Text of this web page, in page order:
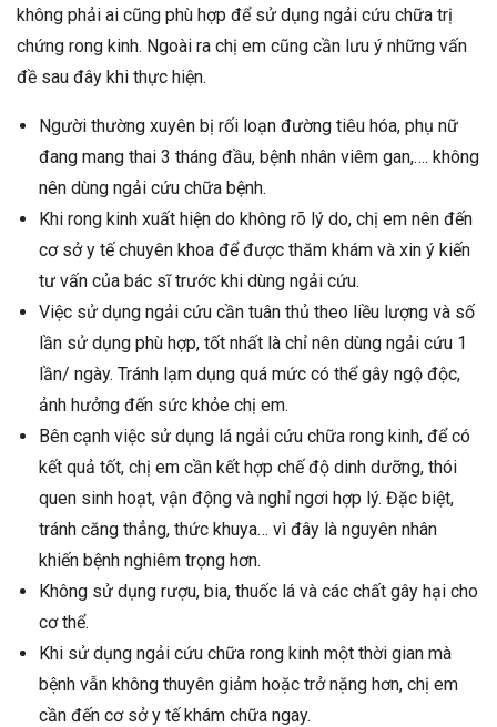
không phải ai cũng phù hợp để sử dụng ngải cứu chữa trị
chứng rong kinh. Ngoài ra chị em cũng cần lưu ý những vấn
đề sau đây khi thực hiện.
Người thường xuyên bị rối loạn đường tiêu hóa, phụ nữ
đang mang thai 3 tháng đầu, bệnh nhân viêm gan,…. không
nên dùng ngải cứu chữa bệnh.
Khi rong kinh xuất hiện do không rõ lý do, chị em nên đến
cơ sở y tế chuyên khoa để được thăm khám và xin ý kiến
tư vấn của bác sĩ trước khi dùng ngải cứu.
Việc sử dụng ngải cứu cần tuân thủ theo liều lượng và số
lần sử dụng phù hợp, tốt nhất là chỉ nên dùng ngải cứu 1
lần/ ngày. Tránh lạm dụng quá mức có thể gây ngộ độc,
ảnh hưởng đến sức khỏe chị em.
Bên cạnh việc sử dụng lá ngải cứu chữa rong kinh, để có
kết quả tốt, chị em cần kết hợp chế độ dinh dưỡng, thói
quen sinh hoạt, vận động và nghỉ ngơi hợp lý. Đặc biệt,
tránh căng thẳng, thức khuya… vì đây là nguyên nhân
khiến bệnh nghiêm trọng hơn.
Không sử dụng rượu, bia, thuốc lá và các chất gây hại cho
cơ thể.
Khi sử dụng ngải cứu chữa rong kinh một thời gian mà
bệnh vẫn không thuyên giảm hoặc trở nặng hơn, chị em
cần đến cơ sở y tế khám chữa ngay.